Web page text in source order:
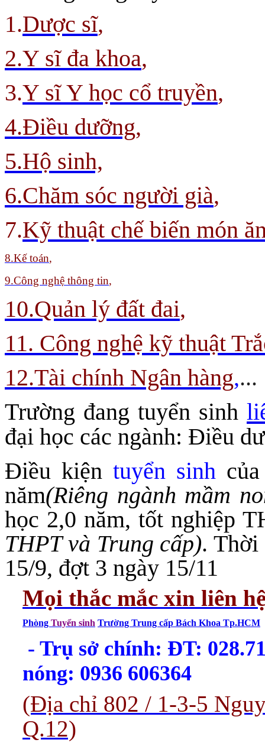
1.Dược sĩ,
2.Y sĩ đa khoa,
3.Y sĩ Y học cổ truyền,
4.Điều dưỡng,
5.Hộ sinh,
6.Chăm sóc người già,
7.Kỹ thuật chế biến món
8.Kế toán,
9.Công nghệ thông tin,
10.Quản lý đất đai,
11. Công nghệ kỹ thuật
12.Tài chính Ngân hàng,...
Trường đang tuyển sinh
đại học các ngành: Điều
Điều kiện tuyển sinh
năm(Riêng ngành mầm
học 2,0 năm, tốt nghiệp
THPT và Trung cấp). Thời
15/9, đợt 3 ngày 15/11
Mọi thắc mắc xin liên
Phòng Tuyển sinh Trường Trung cấp Bách Khoa Tp.HCM
- Trụ sở chính: ĐT:
nóng: 0936 606364
(Địa chỉ 802 / 1-3-5
Q.12)